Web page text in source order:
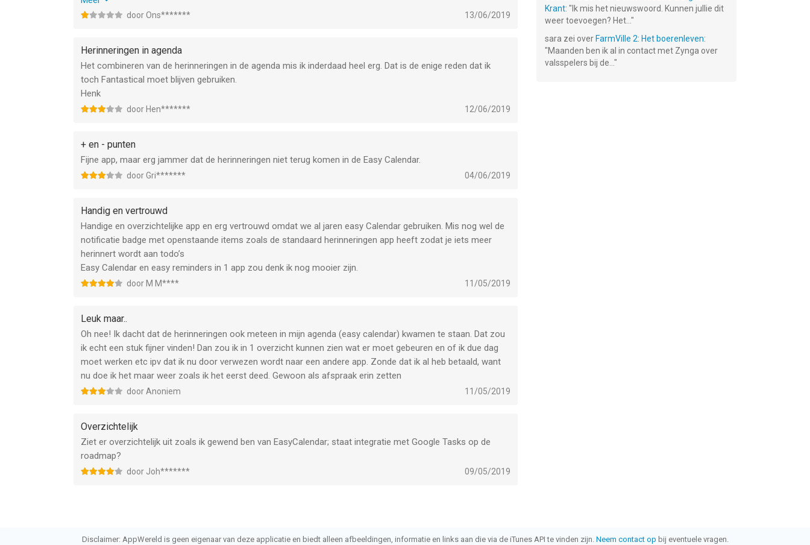
afspraken in je agenda zetten.
Hoop dat dit snel opgelost wordt!
door Ons******* 13/06/2019
Herinneringen in agenda
Het combineren van de herinneringen in de agenda mis ik inderdaad heel erg. Dat is de enige reden dat ik
toch Fantastical moet blijven gebruiken.
Henk
door Hen******* 12/06/2019
+ en - punten
Fijne app, maar erg jammer dat de herinneringen niet terug komen in de Easy Calendar.
door Gri******* 04/06/2019
Handig en vertrouwd
Handige en overzichtelijke app en erg vertrouwd omdat we al jaren easy Calendar gebruiken. Mis nog wel de
notificatie badge met openstaande items zoals de standaard herinneringen app heeft zodat je iets meer
herinnert wordt aan todo’s
Easy Calendar en easy reminders in 1 app zou denk ik nog mooier zijn.
door M M**** 11/05/2019
Leuk maar..
Oh nee! Ik dacht dat de herinneringen ook meteen in mijn agenda (easy calendar) kwamen te staan. Dat zou
ik echt een stuk fijner vinden! Dan zou ik in 1 overzicht kunnen zien wat er moet gebeuren en of ik due dag
moet werken etc ipv dat ik nu door verwezen wordt naar een andere app. Zonde dat ik al heb betaald, want
nu doe ik het maar weer zoals ik het eerst deed. Gewoon als afspraak erin zetten
door Anoniem 11/05/2019
Overzichtelijk
Ziet er overzichtelijk uit zoals ik gewend ben van EasyCalendar; staat integratie met Google Tasks op de
roadmap?
door Joh******* 09/05/2019
Krant: " Ik mis het nieuwswoord. Kunnen jullie dit
weer toevoegen? Het... "
sara zei over FarmVille 2: Het boerenleven:
"Maanden ben ik al in contact met Zynga over
valsspelers bij de... "
Disclaimer: AppWereld is geen eigenaar van deze applicatie en biedt alleen afbeeldingen, informatie en links aan die via de iTunes API te vinden zijn. Neem contact op bij eventuele vragen.